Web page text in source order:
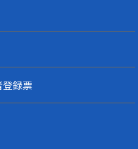
登録票